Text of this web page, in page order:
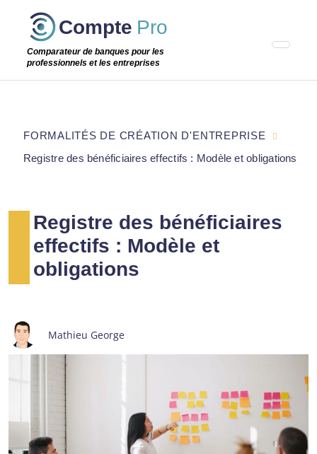
Passer
étape
Compte Pro
Comparateur de banques pour les
professionnels et les entreprises
Registre des bénéficiaires
effectifs : Modèle et
obligations
Mathieu George
FORMALITÉS DE CRÉATION D'ENTREPRISE
Registre des bénéficiaires effectifs : Modèle et obligations